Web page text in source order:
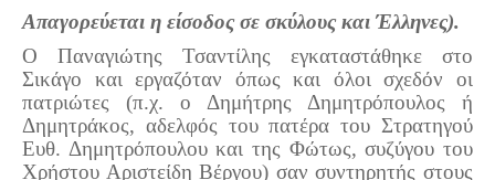
Απαγορεύεται η είσοδος σε σκύλους και Έλληνες).
Ο Παναγιώτης Τσαντίλης εγκαταστάθηκε στο
Σικάγο και εργαζόταν όπως και όλοι σχεδόν οι
πατριώτες (π.χ. ο Δημήτρης Δημητρόπουλος ή
Δημητράκος, αδελφός του πατέρα του Στρατηγού
Ευθ. Δημητρόπουλου και της Φώτως, συζύγου του
Χρήστου Αριστείδη Βέργου) σαν συντηρητής στους